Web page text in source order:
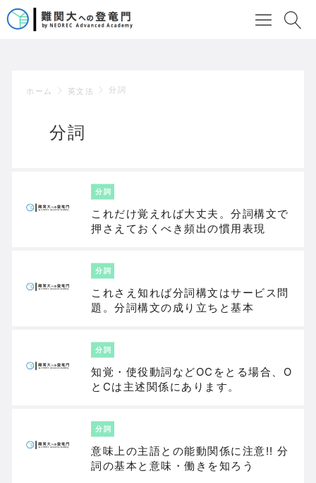
ホーム 英文法 分詞
分詞
分詞
これだけ覚えれば大丈夫。分詞構文で
押さえておくべき頻出の慣用表現
分詞
これさえ知れば分詞構文はサービス問
題。分詞構文の成り立ちと基本
分詞
知覚・使役動詞などOCをとる場合、O
とCは主述関係にあります。
分詞
意味上の主語との能動関係に注意!! 分
詞の基本と意味・働きを知ろう